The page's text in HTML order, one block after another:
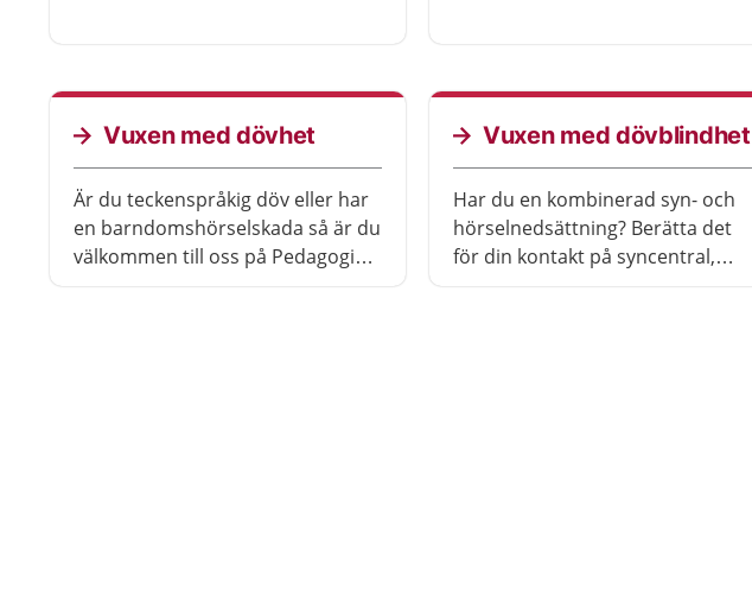
även dig som är förälder till ett
barn med hörselnedsättning eller
Vuxen med dövhet
Är du teckenspråkig döv eller har
en barndomshörselskada så är du
välkommen till oss på Pedagogisk
Vuxen med dövblindhet
Har du en kombinerad syn- och
hörselnedsättning? Berätta det
för din kontakt på syncentral,